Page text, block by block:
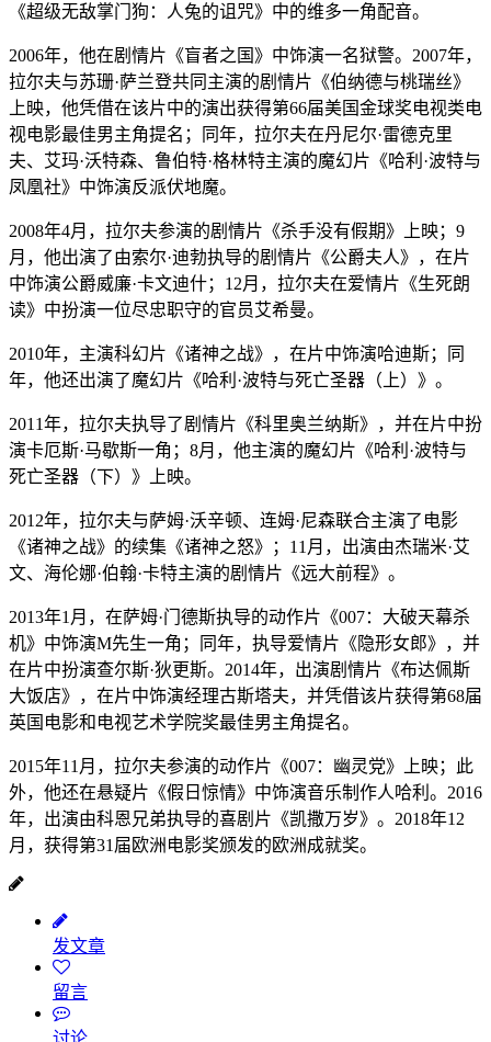
《超级无敌掌门狗：人兔的诅咒》中的维多一角配音。
2006年，他在剧情片《盲者之国》中饰演一名狱警。2007年，
拉尔夫与苏珊·萨兰登共同主演的剧情片《伯纳德与桃瑞丝》
上映，他凭借在该片中的演出获得第66届美国金球奖电视类电
视电影最佳男主角提名；同年，拉尔夫在丹尼尔·雷德克里
夫、艾玛·沃特森、鲁伯特·格林特主演的魔幻片《哈利·波特与
凤凰社》中饰演反派伏地魔。
2008年4月，拉尔夫参演的剧情片《杀手没有假期》上映；9
月，他出演了由索尔·迪勃执导的剧情片《公爵夫人》，在片
中饰演公爵威廉·卡文迪什；12月，拉尔夫在爱情片《生死朗
读》中扮演一位尽忠职守的官员艾希曼。
2010年，主演科幻片《诸神之战》，在片中饰演哈迪斯；同
年，他还出演了魔幻片《哈利·波特与死亡圣器（上）》。
2011年，拉尔夫执导了剧情片《科里奥兰纳斯》，并在片中扮
演卡厄斯·马歇斯一角；8月，他主演的魔幻片《哈利·波特与
死亡圣器（下）》上映。
2012年，拉尔夫与萨姆·沃辛顿、连姆·尼森联合主演了电影
《诸神之战》的续集《诸神之怒》；11月，出演由杰瑞米·艾
文、海伦娜·伯翰·卡特主演的剧情片《远大前程》。
2013年1月，在萨姆·门德斯执导的动作片《007：大破天幕杀
机》中饰演M先生一角；同年，执导爱情片《隐形女郎》，并
在片中扮演查尔斯·狄更斯。2014年，出演剧情片《布达佩斯
大饭店》，在片中饰演经理古斯塔夫，并凭借该片获得第68届
英国电影和电视艺术学院奖最佳男主角提名。
2015年11月，拉尔夫参演的动作片《007：幽灵党》上映；此
外，他还在悬疑片《假日惊情》中饰演音乐制作人哈利。2016
年，出演由科恩兄弟执导的喜剧片《凯撒万岁》。2018年12
月，获得第31届欧洲电影奖颁发的欧洲成就奖。
发文章
留言
讨论